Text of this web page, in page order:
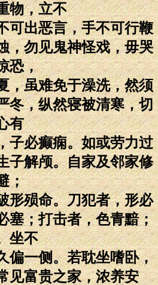
物，立不
可出恶言，手不可行鞭
，勿见鬼神怪戏，毋哭
恐，
，虽难免于澡洗，然须
冬，纵然寝被清寒，切
有
子必癫痫。如或劳力过
子解颅。自家及邻家修
；
形殒命。刀犯者，形必
塞；打击者，色青黯；
坐不
偏一侧。若耽坐嗜卧，
见富贵之家，浓养安